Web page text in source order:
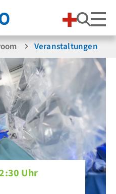
Veranstaltungen
Uhr